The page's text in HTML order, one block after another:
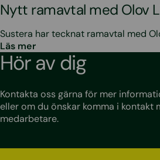
Nytt ramavtal med Olov
Sustera har tecknat ramavtal med
Läs mer
Hör av dig
Kontakta oss gärna för mer
eller om du önskar komma i kontakt
medarbetare.